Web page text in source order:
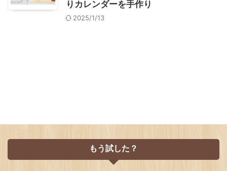
りカレンダーを手作り
2025/1/13
もう試した？